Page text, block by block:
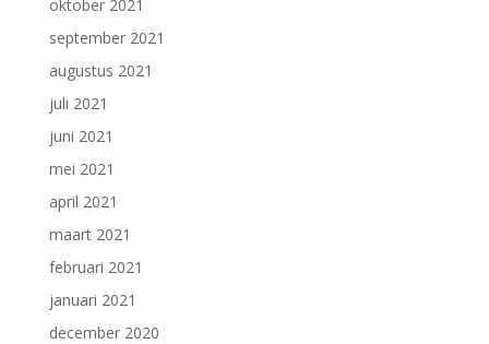
oktober 2021
september 2021
augustus 2021
juli 2021
juni 2021
mei 2021
april 2021
maart 2021
februari 2021
januari 2021
december 2020